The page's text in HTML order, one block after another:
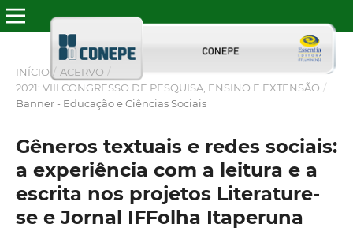
INÍCIO / ACERVO /
2021: VIII CONGRESSO DE PESQUISA, ENSINO E EXTENSÃO /
Banner - Educação e Ciências Sociais
Gêneros textuais e redes sociais:
a experiência com a leitura e a
escrita nos projetos Literature-
se e Jornal IFFolha Itaperuna